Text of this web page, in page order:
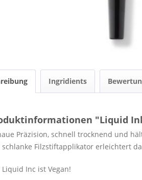
Ingridients
"Liquid
Präzision, schnell trocknend und
schlanke Filzstiftapplikator erleichtert
Liquid Inc ist Vegan!